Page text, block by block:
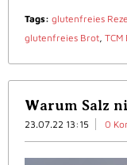
Tags: glutenfreies
glutenfreies Brot, TCM
Warum Salz
23.07.22 13:15 0